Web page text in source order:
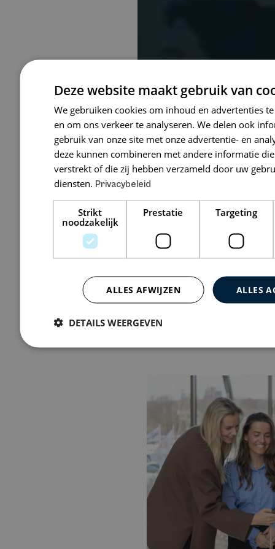
Advocaten
Wilsonsplein
Bekijk 1 vacature
Deze website maakt gebruik van
We gebruiken cookies om inhoud en advertenties
en om ons verkeer te analyseren. We delen ook
gebruik van onze site met onze advertentie- en
deze kunnen combineren met andere informatie
verstrekt of die zij hebben verzameld door uw
diensten. Privacybeleid
Strikt
noodzakelijk
Prestatie Targeting
ALLES
ALLES AFWIJZEN
DETAILS WEERGEVEN